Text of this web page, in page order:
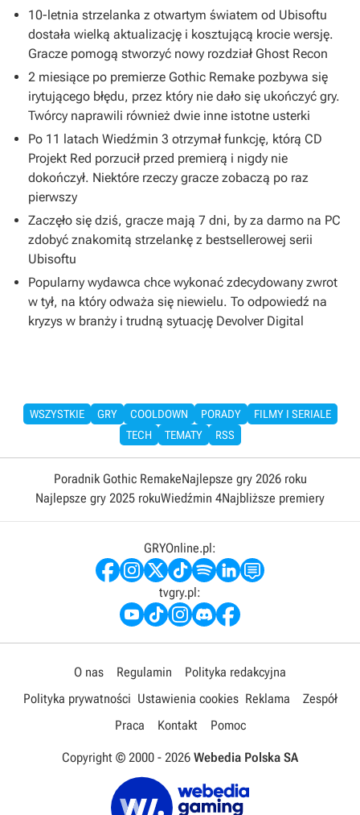
10-letnia strzelanka z otwartym światem od Ubisoftu
dostała wielką aktualizację i kosztującą krocie wersję.
Gracze pomogą stworzyć nowy rozdział Ghost Recon
2 miesiące po premierze Gothic Remake pozbywa się
irytującego błędu, przez który nie dało się ukończyć gry.
Twórcy naprawili również dwie inne istotne usterki
Po 11 latach Wiedźmin 3 otrzymał funkcję, którą CD
Projekt Red porzucił przed premierą i nigdy nie
dokończył. Niektóre rzeczy gracze zobaczą po raz
pierwszy
Zaczęło się dziś, gracze mają 7 dni, by za darmo na PC
zdobyć znakomitą strzelankę z bestsellerowej serii
Ubisoftu
Popularny wydawca chce wykonać zdecydowany zwrot
w tył, na który odważa się niewielu. To odpowiedź na
kryzys w branży i trudną sytuację Devolver Digital
WSZYSTKIE GRY COOLDOWN PORADY
FILMY I SERIALE
TECH
TEMATY RSS
Poradnik Gothic RemakeNajlepsze gry 2026 roku
Najlepsze gry 2025 rokuWiedźmin 4Najbliższe premiery
GRYOnline.pl:
tvgry.pl:
O nas Regulamin
Polityka redakcyjna
Polityka prywatności Ustawienia cookies Reklama
Zespół
Praca
Kontakt Pomoc
Copyright © 2000 - 2026 Webedia Polska SA